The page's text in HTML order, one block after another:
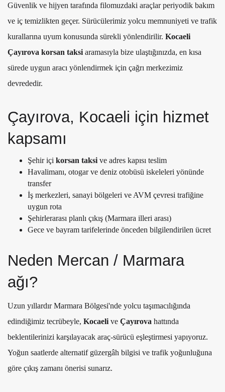
Güvenlik ve hijyen tarafında filomuzdaki araçlar periyodik bakım
ve iç temizlikten geçer. Sürücülerimiz yolcu memnuniyeti ve trafik
kurallarına uyum konusunda sürekli yönlendirilir. Kocaeli
Çayırova korsan taksi aramasıyla bize ulaştığınızda, en kısa
sürede uygun aracı yönlendirmek için çağrı merkezimiz
devrededir.
Çayırova, Kocaeli için hizmet
kapsamı
Şehir içi korsan taksi ve adres kapısı teslim
Havalimanı, otogar ve deniz otobüsü iskeleleri yönünde
transfer
İş merkezleri, sanayi bölgeleri ve AVM çevresi trafiğine
uygun rota
Şehirlerarası planlı çıkış (Marmara illeri arası)
Gece ve bayram tarifelerinde önceden bilgilendirilen ücret
Neden Mercan / Marmara
ağı?
Uzun yıllardır Marmara Bölgesi'nde yolcu taşımacılığında
edindiğimiz tecrübeyle, Kocaeli ve Çayırova hattında
beklentilerinizi karşılayacak araç-sürücü eşleştirmesi yapıyoruz.
Yoğun saatlerde alternatif güzergâh bilgisi ve trafik yoğunluğuna
göre çıkış zamanı önerisi sunarız.